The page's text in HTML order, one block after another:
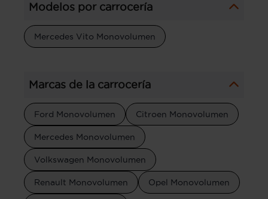
Modelos por carrocería
Mercedes Vito Monovolumen
Marcas de la carrocería
Ford Monovolumen Citroen Monovolumen
Mercedes Monovolumen
Volkswagen Monovolumen
Renault Monovolumen Opel Monovolumen